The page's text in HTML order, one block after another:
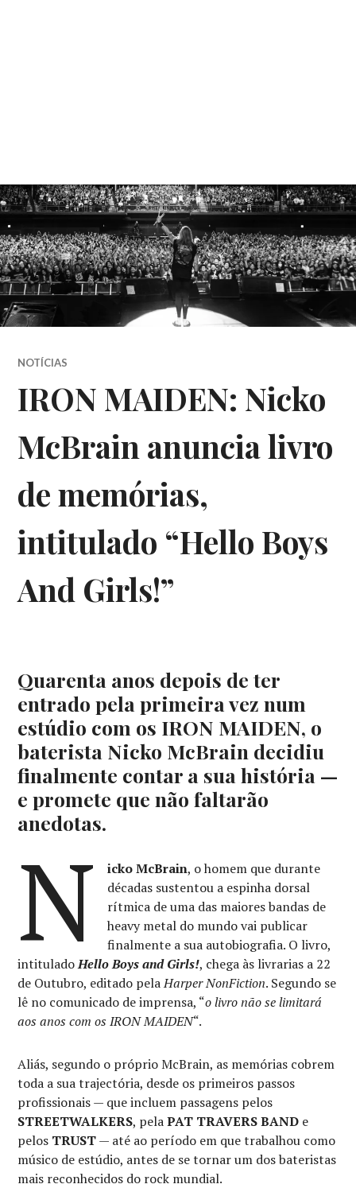
NOTÍCIAS
IRON MAIDEN: Nicko
McBrain anuncia livro
de memórias,
intitulado “Hello Boys
And Girls!”
Quarenta anos depois de ter
entrado pela primeira vez num
estúdio com os IRON MAIDEN, o
baterista Nicko McBrain decidiu
finalmente contar a sua história —
e promete que não faltarão
anedotas.
N icko McBrain, o homem que durante
décadas sustentou a espinha dorsal
rítmica de uma das maiores bandas de
heavy metal do mundo vai publicar
finalmente a sua autobiografia. O livro,
intitulado Hello Boys and Girls!, chega às livrarias a 22
de Outubro, editado pelaHarper NonFiction. Segundo se
lê no comunicado de imprensa, “o livro não se limitará
aos anos com os IRON MAIDEN“.
Aliás, segundo o próprio McBrain, as memórias cobrem
toda a sua trajectória, desde os primeiros passos
profissionais — que incluem passagens pelos
STREETWALKERS, pelaPAT TRAVERS BAND e
pelos TRUST— até ao período em que trabalhou como
músico de estúdio, antes de se tornar um dos bateristas
mais reconhecidos do rock mundial.